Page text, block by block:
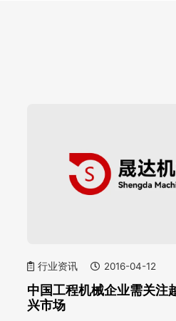
行业资讯 2016-04-12
中国工程机械企业需关注
兴市场